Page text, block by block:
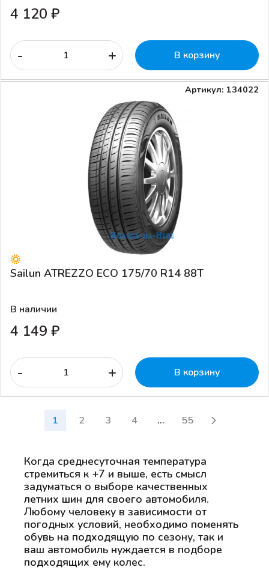
4 120 ₽
- + В корзину
Артикул: 134022
Sailun ATREZZO ECO 175/70 R14 88T
В наличии
4 149 ₽
- + В корзину
1 2 3 4 ... 55
Когда среднесуточная температура
стремиться к +7 и выше, есть смысл
задуматься о выборе качественных
летних шин для своего автомобиля.
Любому человеку в зависимости от
погодных условий, необходимо поменять
обувь на подходящую по сезону, так и
ваш автомобиль нуждается в подборе
подходящих ему колес.